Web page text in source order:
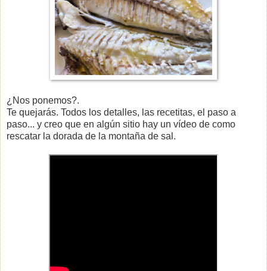
¿Nos ponemos?.
Te quejarás. Todos los detalles, las recetitas, el paso a
paso... y creo que en algún sitio hay un vídeo de como
rescatar la dorada de la montaña de sal.